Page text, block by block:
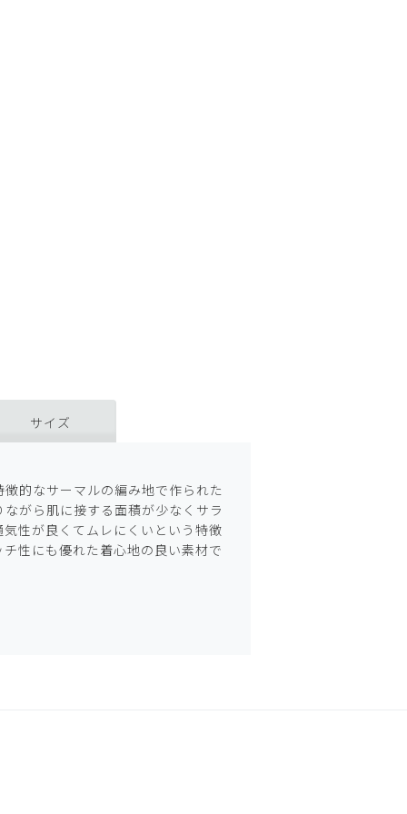
サイズ
的なサーマルの編み地で作られた
ながら肌に接する面積が少なくサラ
気性が良くてムレにくいという特徴
性にも優れた着心地の良い素材で